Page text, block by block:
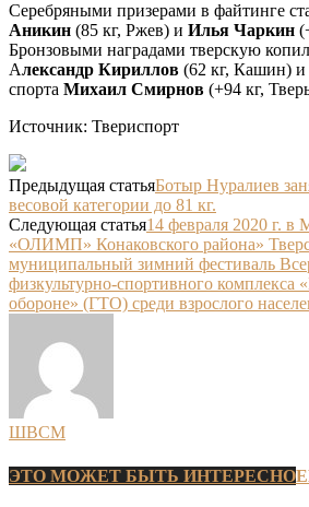
Серебряными призерами в файтинге
Аникин (85 кг, Ржев) и Илья Чаркин
Бронзовыми наградами тверскую
Александр Кириллов (62 кг, Кашин) и
спорта Михаил Смирнов (+94 кг,
Источник: Твериспорт
Предыдущая статьяБотыр Нуралиев
весовой категории до 81 кг.
Следующая статья14 февраля 2020
«ОЛИМП» Конаковского района»
муниципальный зимний фестиваль
физкультурно-спортивного комплекса
обороне» (ГТО) среди взрослого
ШВСМ
ЭТО МОЖЕТ БЫТЬ ИНТЕРЕСНО